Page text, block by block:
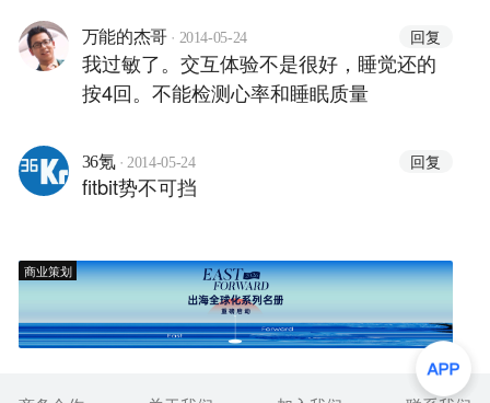
万能的杰哥 · 2014-05-24 回复
我过敏了。交互体验不是很好，睡觉还的
按4回。不能检测心率和睡眠质量
36氪 · 2014-05-24 回复
fitbit势不可挡
商业策划